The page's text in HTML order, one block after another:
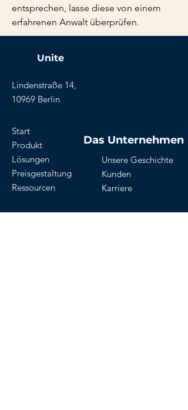
entsprechen, lasse diese von einem
erfahrenen Anwalt überprüfen.
Unite
Lindenstraße 14,
10969 Berlin
Start
Produkt
Lösungen
Preisgestaltung
Ressourcen
Das Unternehmen
Unsere Geschichte
Kunden
Karriere